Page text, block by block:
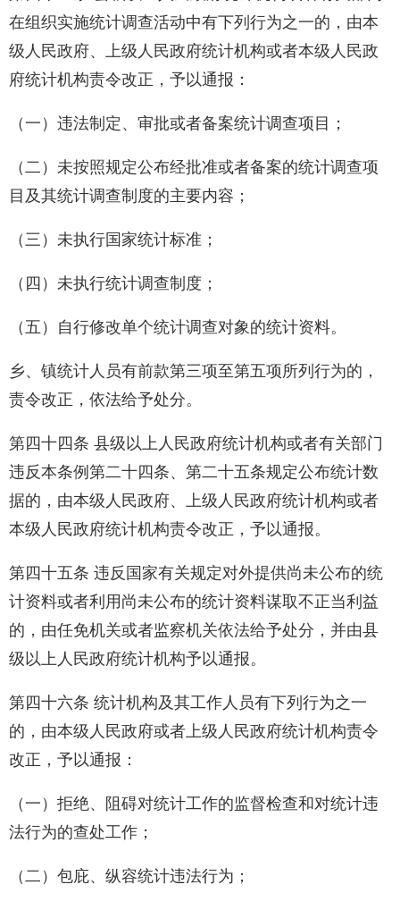
在组织实施统计调查活动中有下列行为之一的，由本
级人民政府、上级人民政府统计机构或者本级人民政
府统计机构责令改正，予以通报：
（一）违法制定、审批或者备案统计调查项目；
（二）未按照规定公布经批准或者备案的统计调查项
目及其统计调查制度的主要内容；
（三）未执行国家统计标准；
（四）未执行统计调查制度；
（五）自行修改单个统计调查对象的统计资料。
乡、镇统计人员有前款第三项至第五项所列行为的，
责令改正，依法给予处分。
第四十四条 县级以上人民政府统计机构或者有关部门
违反本条例第二十四条、第二十五条规定公布统计数
据的，由本级人民政府、上级人民政府统计机构或者
本级人民政府统计机构责令改正，予以通报。
第四十五条 违反国家有关规定对外提供尚未公布的统
计资料或者利用尚未公布的统计资料谋取不正当利益
的，由任免机关或者监察机关依法给予处分，并由县
级以上人民政府统计机构予以通报。
第四十六条 统计机构及其工作人员有下列行为之一
的，由本级人民政府或者上级人民政府统计机构责令
改正，予以通报：
（一）拒绝、阻碍对统计工作的监督检查和对统计违
法行为的查处工作；
（二）包庇、纵容统计违法行为；